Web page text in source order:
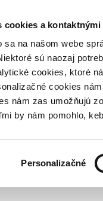
cookies a
sa na našom webe
sú naozaj
cookies, ktoré
cookies
nám zas umožňujú
by nám pomohlo,
Personalizačné